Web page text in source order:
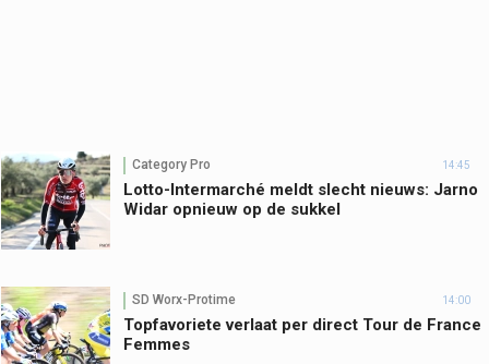
Category Pro 14:45
Lotto-Intermarché meldt slecht nieuws: Jarno
Widar opnieuw op de sukkel
SD Worx-Protime 14:00
Topfavoriete verlaat per direct Tour de France
Femmes